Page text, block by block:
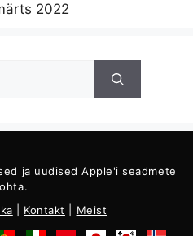
2022
ja uudised Apple'i seadmete
Kontakt Meist